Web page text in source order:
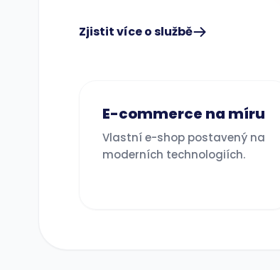
Zjistit více o službě
E-commerce na míru
Vlastní e-shop postavený na
moderních technologiích.